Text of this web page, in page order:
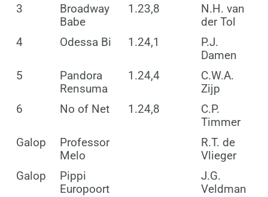
3
Broadway
Babe
1.23,8
N.H. van
der Tol
4
Odessa Bi 1.24,1
P.J.
Damen
5
Pandora
Rensuma
1.24,4
C.W.A.
Zijp
6
No of Net 1.24,8
C.P.
Timmer
Galop
Professor
Melo
R.T. de
Vlieger
Galop
Pippi
Europoort
J.G.
Veldman